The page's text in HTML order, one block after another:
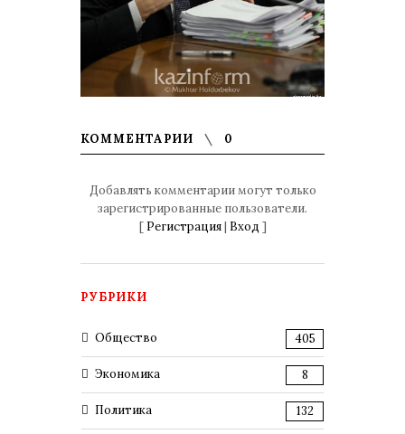
КОММЕНТАРИИ 0
Добавлять комментарии могут только
зарегистрированные пользователи.
[ Регистрация| Вход ]
РУБРИКИ
Общество 405
Экономика 8
Политика 132